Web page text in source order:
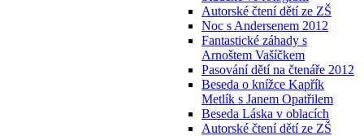
Autorské čtení dětí ze ZŠ
Noc s Andersenem 2012
Fantastické záhady s
Arnoštem Vašíčkem
Pasování dětí na čtenáře 2012
Beseda o knížce Kapřík
Metlík s Janem Opatřilem
Beseda Láska v oblacích
Autorské čtení dětí ze ZŠ